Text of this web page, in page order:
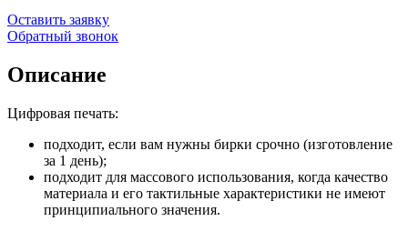
Оставить заявку
Обратный звонок
Описание
Цифровая печать:
подходит, если вам нужны бирки срочно (изготовление
за 1 день);
подходит для массового использования, когда качество
материала и его тактильные характеристики не имеют
принципиального значения.